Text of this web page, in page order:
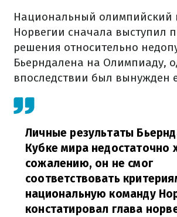
Национальный олимпийский
Норвегии сначала выступил
решения относительно
Бьерндалена на Олимпиаду,
впоследствии был вынужден
Личные результаты
Кубке мира недостаточно
сожалению, он не смог
соответствовать
национальную команду
констатировал глава